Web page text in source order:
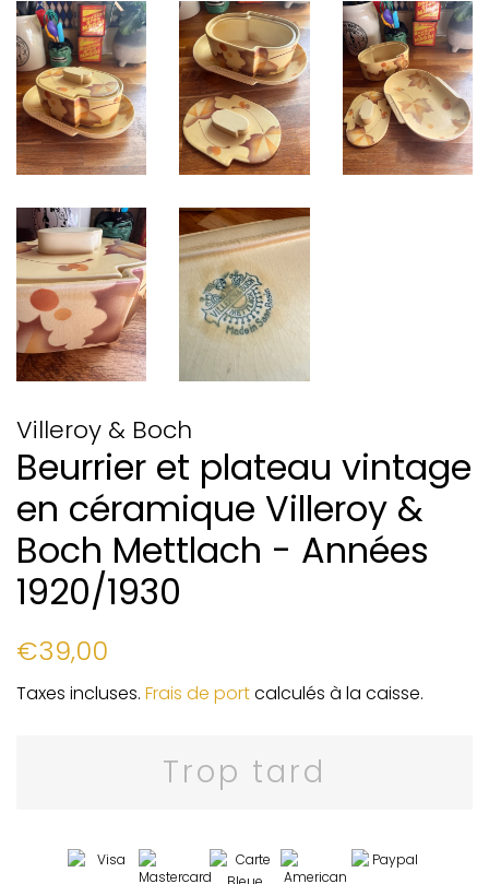
Villeroy & Boch
Beurrier et plateau vintage
en céramique Villeroy &
Boch Mettlach - Années
1920/1930
Prix
€39,00
Taxes incluses. Frais de portcalculés à la caisse.
Trop tard